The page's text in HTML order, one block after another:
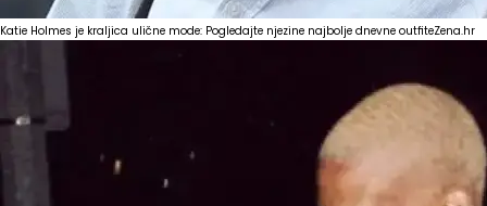
Katie Holmes je kraljica ulične mode: Pogledajte njezine najbolje dnevne outfiteZena.hr